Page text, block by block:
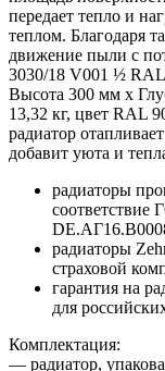
передает тепло и
теплом. Благодаря
движение пыли с
3030/18 V001 ½
Высота 300 мм х
13,32 кг, цвет RAL
радиатор
добавит уюта и
радиаторы
соответствие
радиаторы
страховой
гарантия на
для
Комплектация:
— радиатор,